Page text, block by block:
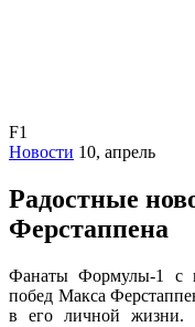
F1
Новости 10, апрель
Радостные
Ферстаппена
Фанаты Формулы-1 с
побед Макса
в его личной жизни.